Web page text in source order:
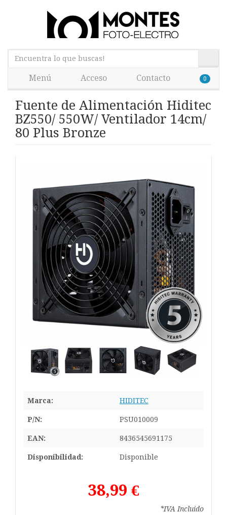
Menú Acceso Contacto 0
Fuente de Alimentación Hiditec
BZ550/ 550W/ Ventilador 14cm/
80 Plus Bronze
Marca: HIDITEC
P/N: PSU010009
EAN: 8436545691175
Disponibilidad: Disponible
38,99 €
*IVA Incluido